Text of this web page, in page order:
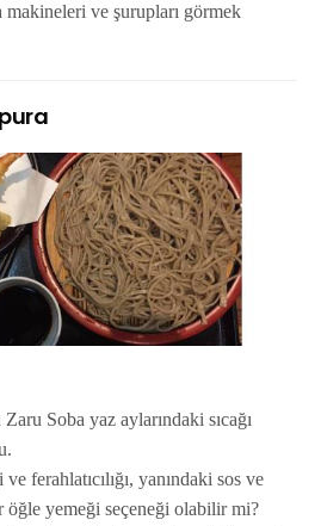
ve şurupları görmek
Soba yaz aylarındaki sıcağı
ferahlatıcılığı, yanındaki sos ve
yemeği seçeneği olabilir mi?